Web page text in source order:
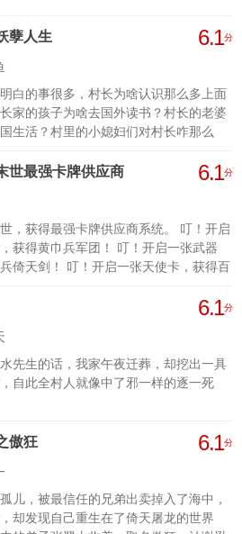
孽人生 6.1分
白的事很多，村长为啥认识那么多上面
家的孩子为啥去国外读书？村长的老婆
生活？村里的小媳妇们对村长咋那么
干部，虽然是最小的干部，但是权力却
世最强卡牌供应商 6.1分
，获得最强卡牌供应商系统。 叮！开启
获得黄巾兵军团！ 叮！开启一张武器
倚天剑！ 叮！开启一张天使卡，获得百
6.1分
先生的话，我家午夜迁葬，却挖出一具
自此全村人就像中了邪一样的逐一死
傲狂 6.1分
儿，被最信任的兄弟出卖掉入了海中，
却发现自己重生在了倚天屠龙的世界